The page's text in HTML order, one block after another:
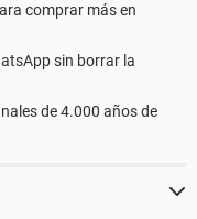
comprar más en
sin borrar la
de 4.000 años de